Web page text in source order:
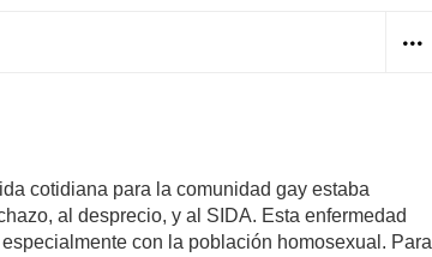
cotidiana para la comunidad gay estaba
al desprecio, y al SIDA. Esta enfermedad
con la población homosexual. Para